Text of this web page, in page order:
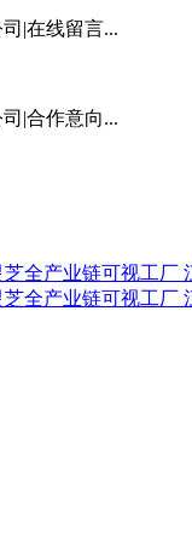
|在线留言...
|合作意向...